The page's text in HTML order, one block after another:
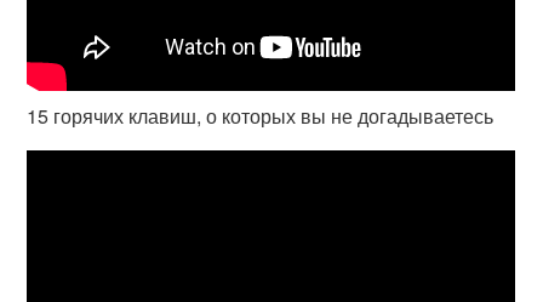
15 горячих клавиш, о которых вы не догадываетесь